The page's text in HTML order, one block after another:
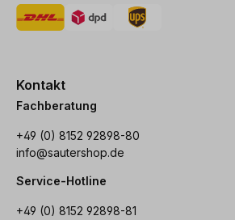
Kontakt
Fachberatung
+49 (0) 8152 92898-80
info@sautershop.de
Service-Hotline
+49 (0) 8152 92898-81